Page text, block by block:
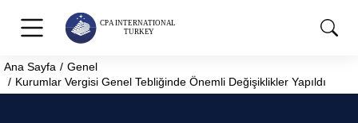
You are here:
Ana Sayfa
Genel
Kurumlar Vergisi Genel Tebliğinde Önemli Değişiklikler Yapıldı